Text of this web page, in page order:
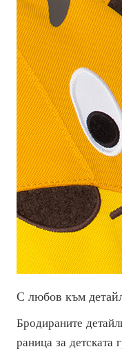
С любов към
Бродираните
раница за детската